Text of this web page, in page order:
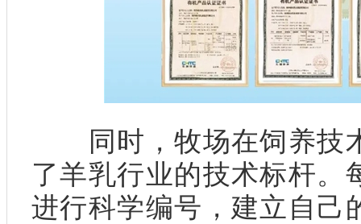
同时，牧场在饲养技
了羊乳行业的技术标杆。
进行科学编号，建立自己